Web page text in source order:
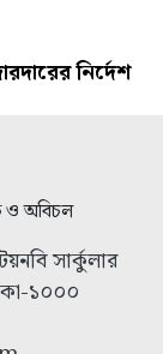
নির্দেশ
ও অবিচল
সার্কুলার
১০০০